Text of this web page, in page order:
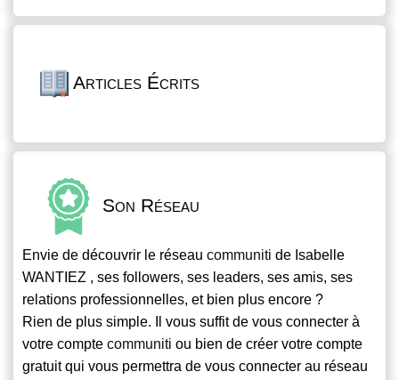
Articles Écrits
Son Réseau
Envie de découvrir le réseau communiti de Isabelle
WANTIEZ , ses followers, ses leaders, ses amis, ses
relations professionnelles, et bien plus encore ?
Rien de plus simple. Il vous suffit de vous connecter à
votre compte communiti ou bien de créer votre compte
gratuit qui vous permettra de vous connecter au réseau